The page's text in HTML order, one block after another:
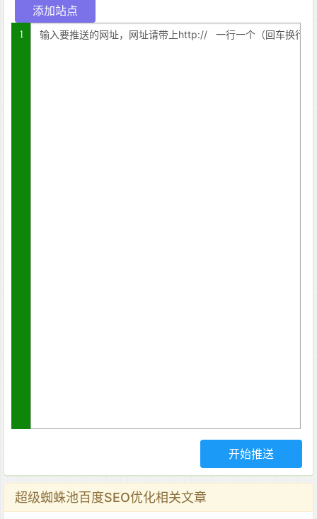
1
超级蜘蛛池百度SEO优化相关文章